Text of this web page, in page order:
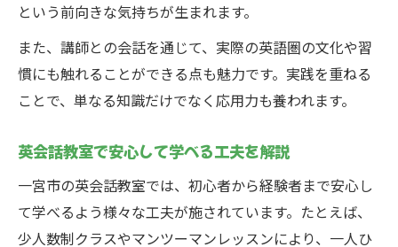
という前向きな気持ちが生まれます。
また、講師との会話を通じて、実際の英語圏の文化や習
慣にも触れることができる点も魅力です。実践を重ねる
ことで、単なる知識だけでなく応用力も養われます。
英会話教室で安心して学べる工夫を解説
一宮市の英会話教室では、初心者から経験者まで安心し
て学べるよう様々な工夫が施されています。たとえば、
少人数制クラスやマンツーマンレッスンにより、一人ひ